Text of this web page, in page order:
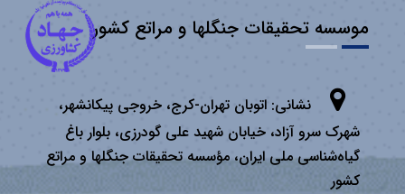
موسسه تحقیقات جنگلها و مراتع کشور
نشانی: اتوبان تهران­-كرج، خروجی پیكانشهر،
شهرک سرو آزاد، خیابان شهید علی گودرزی، بلوار باغ
گیاه‌شناسی ملی ایران، مؤسسه تحقیقات جنگلها و مراتع
كشور